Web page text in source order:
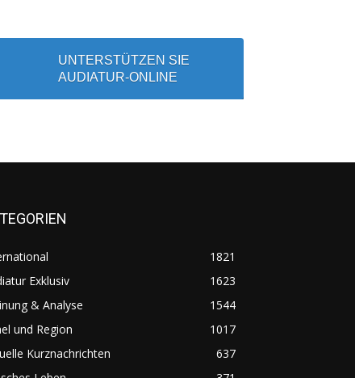
UNTERSTÜTZEN SIE
AUDIATUR-ONLINE
1821
Exklusiv
1623
& Analyse
1544
und Region
1017
Kurznachrichten
637